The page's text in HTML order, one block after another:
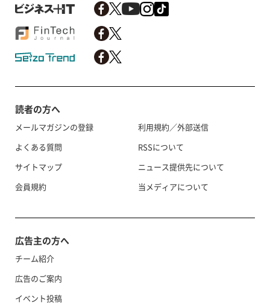
読者の方へ
メールマガジンの登録
よくある質問
サイトマップ
会員規約
利用規約／外部送信
RSSについて
ニュース提供先について
当メディアについて
広告主の方へ
チーム紹介
広告のご案内
イベント投稿